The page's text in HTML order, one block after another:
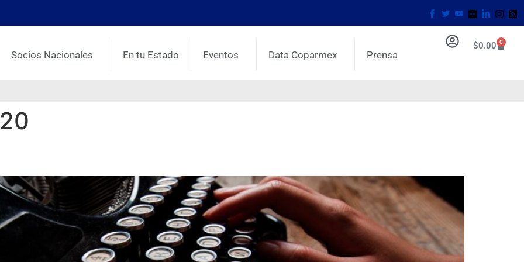
Socios Nacionales En tu Estado Eventos Data Coparmex Prensa
$0.00 0